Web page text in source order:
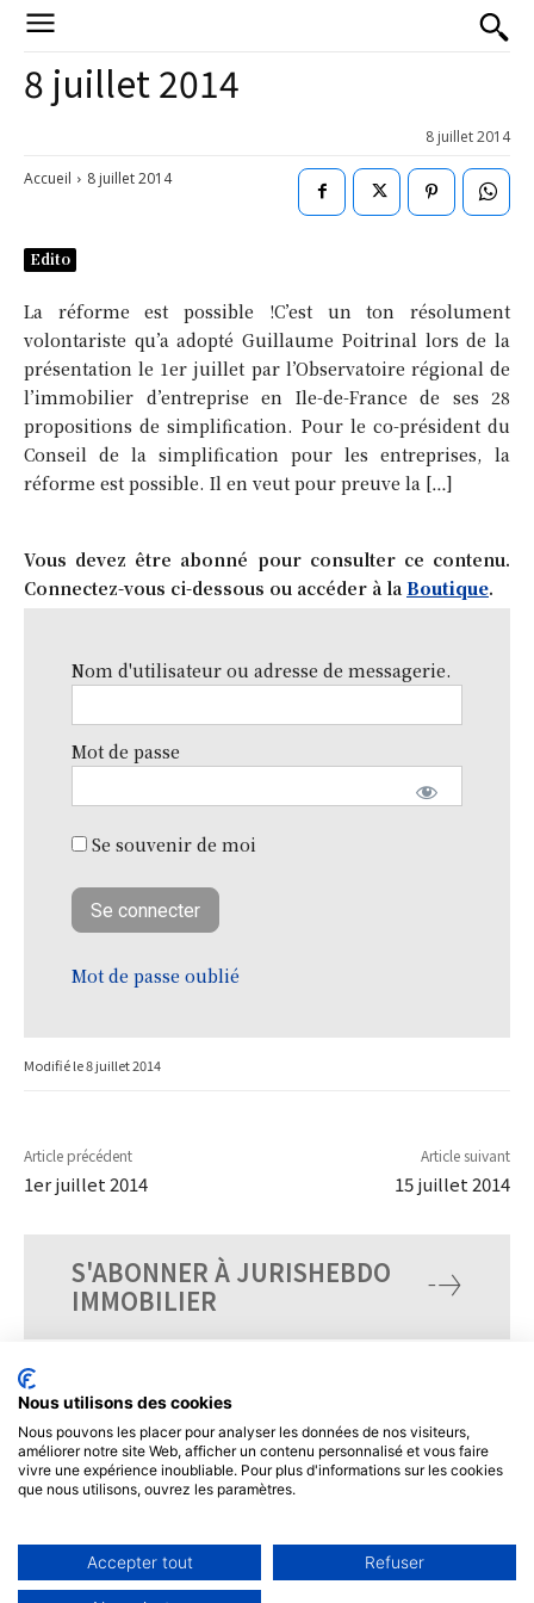
8 juillet 2014
8 juillet 2014
Accueil 8 juillet 2014
Edito
La réforme est possible !C’est un ton résolument
volontariste qu’a adopté Guillaume Poitrinal lors de la
présentation le 1er juillet par l’Observatoire régional de
l’immobilier d’entreprise en Ile-de-France de ses 28
propositions de simplification. Pour le co-président du
Conseil de la simplification pour les entreprises, la
réforme est possible. Il en veut pour preuve la […]
Vous devez être abonné pour consulter ce contenu.
Connectez-vous ci-dessous ou accéder à la Boutique.
Nom d'utilisateur ou adresse de messagerie.
Mot de passe
Se souvenir de moi
Mot de passe oublié
Modifié le8 juillet 2014
Article précédent
1er juillet 2014
Article suivant
15 juillet 2014
S'ABONNER À JURISHEBDO
IMMOBILIER
Nous utilisons des cookies
Nous pouvons les placer pour analyser les données de nos visiteurs,
améliorer notre site Web, afficher un contenu personnalisé et vous faire
vivre une expérience inoubliable. Pour plus d'informations sur les cookies
que nous utilisons, ouvrez les paramètres.
Accepter tout Refuser